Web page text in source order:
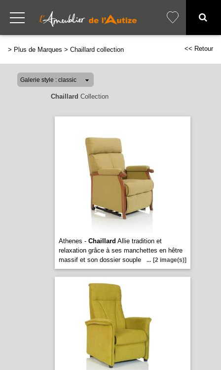
> Plus de Marques > Chaillard collection << Retour
Chaillard Collection
Athenes - Chaillard Allie tradition et
relaxation grâce à ses manchettes en hêtre
massif et son dossier souple
... [2 image(s)]